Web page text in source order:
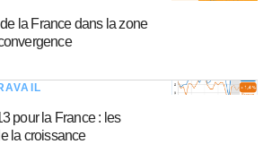
la France dans la zone
pour la France : les
la croissance